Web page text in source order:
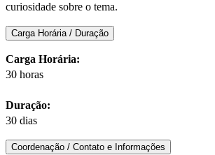
curiosidade sobre o tema.
Carga Horária / Duração
Carga Horária:
30 horas
Duração:
30 dias
Coordenação / Contato e Informações